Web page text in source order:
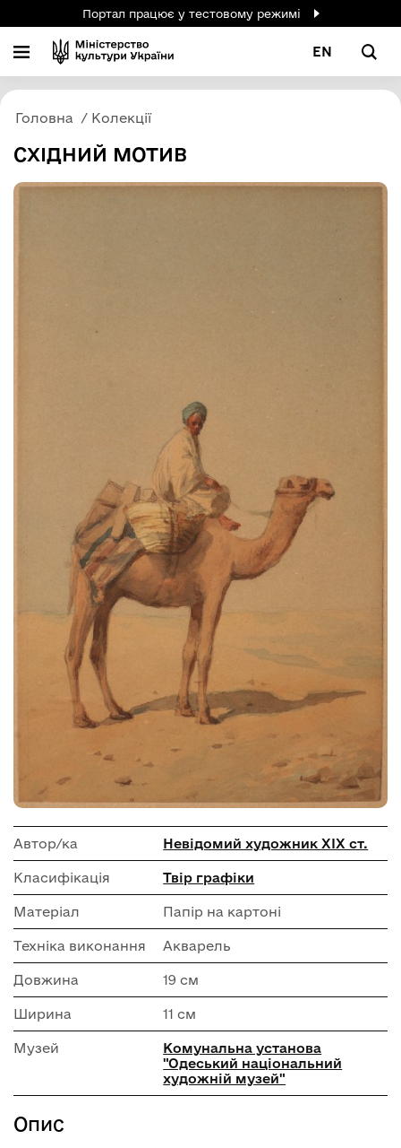
Портал працює у тестовому режимі
EN
Головна Колекції
СХІДНИЙ МОТИВ
Автор/ка Невідомий художник ХІХ ст.
Класифікація Твір графіки
Матеріал Папір на картоні
Техніка виконання Акварель
Довжина 19 см
Ширина 11 см
Музей
Комунальна установа
"Одеський національний
художній музей"
Опис